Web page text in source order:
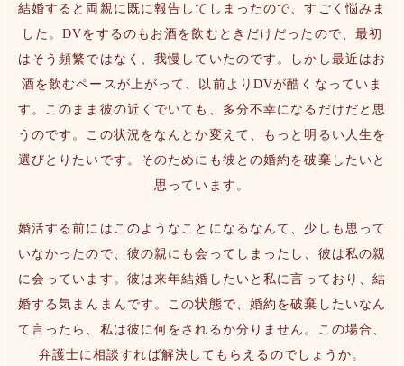
結婚すると両親に既に報告してしまったので、すごく悩みま
した。DVをするのもお酒を飲むときだけだったので、最初
はそう頻繁ではなく、我慢していたのです。しかし最近はお
酒を飲むペースが上がって、以前よりDVが酷くなっていま
す。このまま彼の近くでいても、多分不幸になるだけだと思
うのです。この状況をなんとか変えて、もっと明るい人生を
選びとりたいです。そのためにも彼との婚約を破棄したいと
思っています。
婚活する前にはこのようなことになるなんて、少しも思って
いなかったので、彼の親にも会ってしまったし、彼は私の親
に会っています。彼は来年結婚したいと私に言っており、結
婚する気まんまんです。この状態で、婚約を破棄したいなん
て言ったら、私は彼に何をされるか分りません。この場合、
弁護士に相談すれば解決してもらえるのでしょうか。